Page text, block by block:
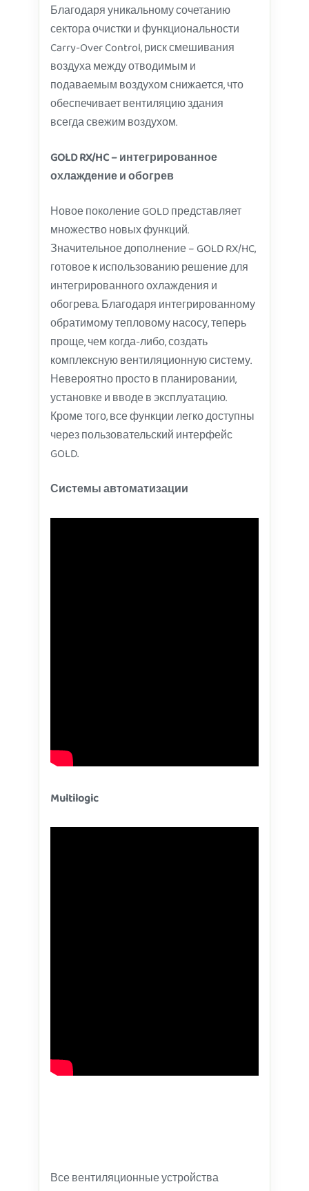
Благодаря уникальному сочетанию
сектора очистки и функциональности
Carry-Over Control, риск смешивания
воздуха между отводимым и
подаваемым воздухом снижается, что
обеспечивает вентиляцию здания
всегда свежим воздухом.
GOLD RX/HC – интегрированное
охлаждение и обогрев
Новое поколение GOLD представляет
множество новых функций.
Значительное дополнение – GOLD RX/HC,
готовое к использованию решение для
интегрированного охлаждения и
обогрева. Благодаря интегрированному
обратимому тепловому насосу, теперь
проще, чем когда-либо, создать
комплексную вентиляционную систему.
Невероятно просто в планировании,
установке и вводе в эксплуатацию.
Кроме того, все функции легко доступны
через пользовательский интерфейс
GOLD.
Системы автоматизации
Multilogic
Все вентиляционные устройства